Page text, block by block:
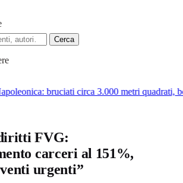
Cerca
bruciati circa 3.000 metri quadrati,
FVG:
carceri al 151%,
urgenti”